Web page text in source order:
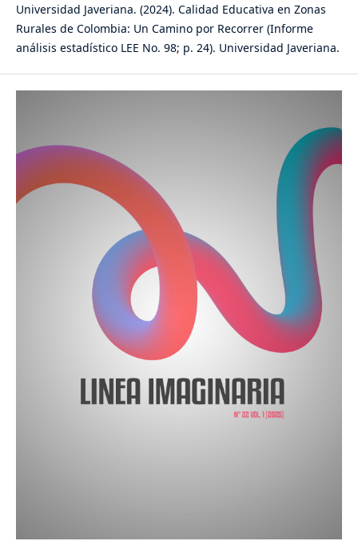
Universidad Javeriana. (2024). Calidad Educativa en Zonas
Rurales de Colombia: Un Camino por Recorrer (Informe
análisis estadístico LEE No. 98; p. 24). Universidad Javeriana.